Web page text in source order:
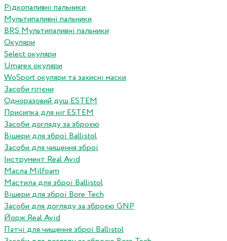
Рідкопаливні пальники
Мультипаливні пальники
BRS Мультипаливні пальники
Окуляри
Select окуляри
Umarex окуляри
WoSport окуляри та захисні маски
Засоби гігієни
Одноразовий душ ESTEM
Присипка для ніг ESTEM
Засоби догляду за зброєю
Вішери для зброї Ballistol
Засоби для чищення зброї
Інструмент Real Avid
Масла Milfoam
Мастила для зброї Ballistol
Вішери для зброї Bore Tech
Засоби для догляду за зброєю GNP
Йорж Real Avid
Патчі для чищення зброї Ballistol